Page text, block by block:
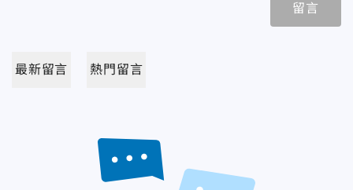
留言
最新留言 熱門留言